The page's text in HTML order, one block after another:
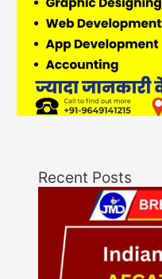
Recent Posts